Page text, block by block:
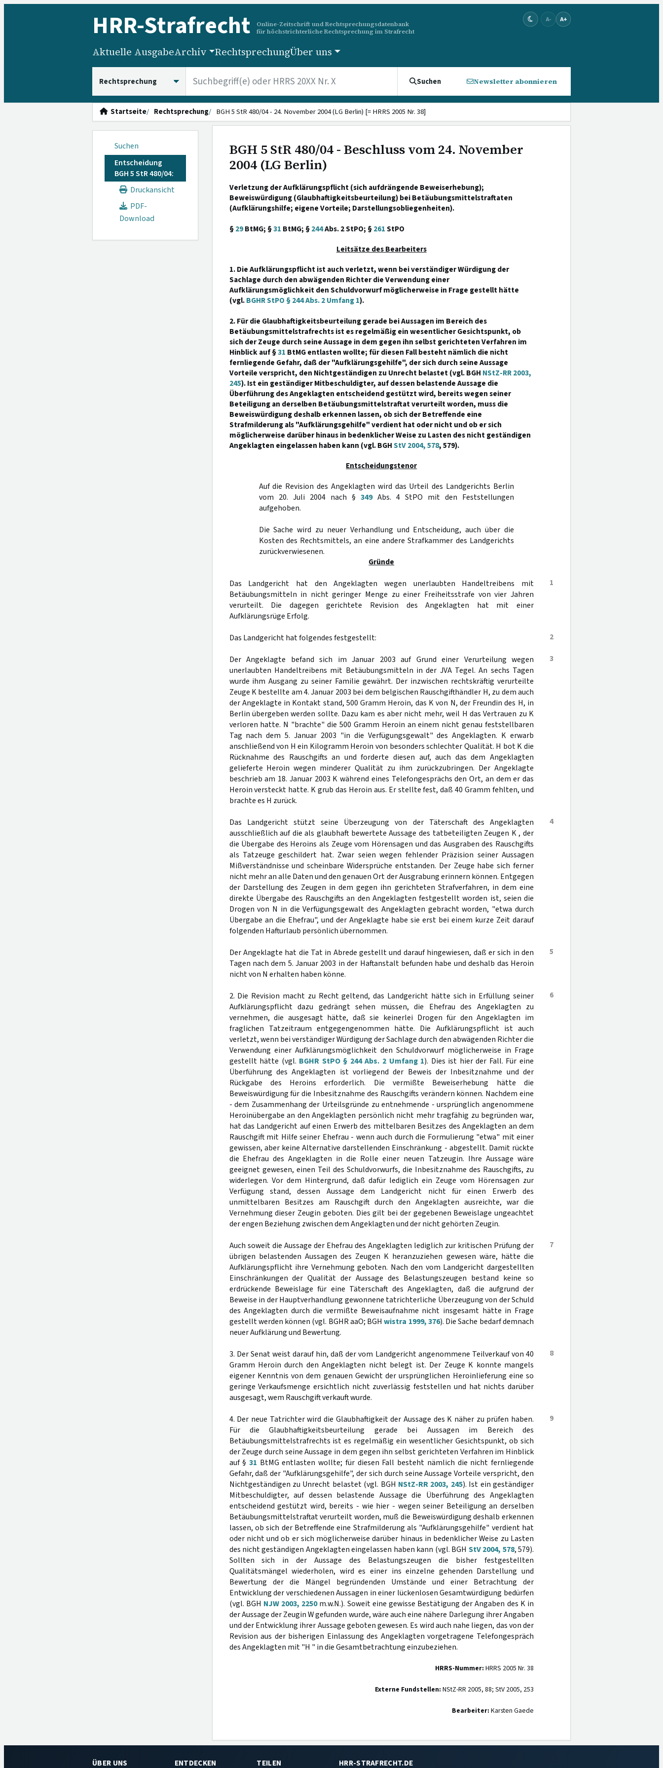
HRR-Strafrecht
Online-Zeitschrift und Rechtsprechungsdatenbank
für höchstrichterliche Rechtsprechung im Strafrecht
A- A+
Aktuelle AusgabeArchiv RechtsprechungÜber uns
Suchen Newsletter abonnieren
Startseite Rechtsprechung BGH 5 StR 480/04 - 24. November 2004 (LG Berlin) [= HRRS 2005 Nr. 38]
Suchen
Entscheidung
BGH 5 StR 480/04:
Druckansicht
PDF-
Download
BGH 5 StR 480/04 - Beschluss vom 24. November
2004 (LG Berlin)
Verletzung der Aufklärungspflicht (sich aufdrängende Beweiserhebung);
Beweiswürdigung (Glaubhaftigkeitsbeurteilung) bei Betäubungsmittelstraftaten
(Aufklärungshilfe; eigene Vorteile; Darstellungsobliegenheiten).
§29BtMG; §31 BtMG; §244Abs. 2 StPO; §261StPO
Leitsätze des Bearbeiters
1. Die Aufklärungspflicht ist auch verletzt, wenn bei verständiger Würdigung der
Sachlage durch den abwägenden Richter die Verwendung einer
Aufklärungsmöglichkeit den Schuldvorwurf möglicherweise in Frage gestellt hätte
(vgl.BGHR StPO § 244 Abs. 2 Umfang 1).
2. Für die Glaubhaftigkeitsbeurteilung gerade bei Aussagen im Bereich des
Betäubungsmittelstrafrechts ist es regelmäßig ein wesentlicher Gesichtspunkt, ob
sich der Zeuge durch seine Aussage in dem gegen ihn selbst gerichteten Verfahren im
Hinblick auf §31 BtMG entlasten wollte; für diesen Fall besteht nämlich die nicht
fernliegende Gefahr, daß der "Aufklärungsgehilfe", der sich durch seine Aussage
Vorteile verspricht, den Nichtgeständigen zu Unrecht belastet (vgl. BGH NStZ-RR 2003,
245). Ist ein geständiger Mitbeschuldigter, auf dessen belastende Aussage die
Überführung des Angeklagten entscheidend gestützt wird, bereits wegen seiner
Beteiligung an derselben Betäubungsmittelstraftat verurteilt worden, muss die
Beweiswürdigung deshalb erkennen lassen, ob sich der Betreffende eine
Strafmilderung als "Aufklärungsgehilfe" verdient hat oder nicht und ob er sich
möglicherweise darüber hinaus in bedenklicher Weise zu Lasten des nicht geständigen
Angeklagten eingelassen haben kann (vgl. BGHStV 2004, 578, 579).
Entscheidungstenor
Auf die Revision des Angeklagten wird das Urteil des Landgerichts Berlin
vom 20. Juli 2004 nach § 349Abs. 4 StPO mit den Feststellungen
aufgehoben.
Die Sache wird zu neuer Verhandlung und Entscheidung, auch über die
Kosten des Rechtsmittels, an eine andere Strafkammer des Landgerichts
zurückverwiesenen.
Gründe
1
Das Landgericht hat den Angeklagten wegen unerlaubten Handeltreibens mit
Betäubungsmitteln in nicht geringer Menge zu einer Freiheitsstrafe von vier Jahren
verurteilt. Die dagegen gerichtete Revision des Angeklagten hat mit einer
Aufklärungsrüge Erfolg.
2
Das Landgericht hat folgendes festgestellt:
3
Der Angeklagte befand sich im Januar 2003 auf Grund einer Verurteilung wegen
unerlaubten Handeltreibens mit Betäubungsmitteln in der JVA Tegel. An sechs Tagen
wurde ihm Ausgang zu seiner Familie gewährt. Der inzwischen rechtskräftig verurteilte
Zeuge K bestellte am 4. Januar 2003 bei dem belgischen Rauschgifthändler H, zu dem auch
der Angeklagte in Kontakt stand, 500 Gramm Heroin, das K von N, der Freundin des H, in
Berlin übergeben werden sollte. Dazu kam es aber nicht mehr, weil H das Vertrauen zu K
verloren hatte. N "brachte" die 500 Gramm Heroin an einem nicht genau feststellbaren
Tag nach dem 5. Januar 2003 "in die Verfügungsgewalt" des Angeklagten. K erwarb
anschließend von H ein Kilogramm Heroin von besonders schlechter Qualität. H bot K die
Rücknahme des Rauschgifts an und forderte diesen auf, auch das dem Angeklagten
gelieferte Heroin wegen minderer Qualität zu ihm zurückzubringen. Der Angeklagte
beschrieb am 18. Januar 2003 K während eines Telefongesprächs den Ort, an dem er das
Heroin versteckt hatte. K grub das Heroin aus. Er stellte fest, daß 40 Gramm fehlten, und
brachte es H zurück.
4
Das Landgericht stützt seine Überzeugung von der Täterschaft des Angeklagten
ausschließlich auf die als glaubhaft bewertete Aussage des tatbeteiligten Zeugen K , der
die Übergabe des Heroins als Zeuge vom Hörensagen und das Ausgraben des Rauschgifts
als Tatzeuge geschildert hat. Zwar seien wegen fehlender Präzision seiner Aussagen
Mißverständnisse und scheinbare Widersprüche entstanden. Der Zeuge habe sich ferner
nicht mehr an alle Daten und den genauen Ort der Ausgrabung erinnern können. Entgegen
der Darstellung des Zeugen in dem gegen ihn gerichteten Strafverfahren, in dem eine
direkte Übergabe des Rauschgifts an den Angeklagten festgestellt worden ist, seien die
Drogen von N in die Verfügungsgewalt des Angeklagten gebracht worden, "etwa durch
Übergabe an die Ehefrau", und der Angeklagte habe sie erst bei einem kurze Zeit darauf
folgenden Hafturlaub persönlich übernommen.
5
Der Angeklagte hat die Tat in Abrede gestellt und darauf hingewiesen, daß er sich in den
Tagen nach dem 5. Januar 2003 in der Haftanstalt befunden habe und deshalb das Heroin
nicht von N erhalten haben könne.
6
2. Die Revision macht zu Recht geltend, das Landgericht hätte sich in Erfüllung seiner
Aufklärungspflicht dazu gedrängt sehen müssen, die Ehefrau des Angeklagten zu
vernehmen, die ausgesagt hätte, daß sie keinerlei Drogen für den Angeklagten im
fraglichen Tatzeitraum entgegengenommen hätte. Die Aufklärungspflicht ist auch
verletzt, wenn bei verständiger Würdigung der Sachlage durch den abwägenden Richter die
Verwendung einer Aufklärungsmöglichkeit den Schuldvorwurf möglicherweise in Frage
gestellt hätte (vgl. BGHR StPO § 244 Abs. 2 Umfang 1). Dies ist hier der Fall. Für eine
Überführung des Angeklagten ist vorliegend der Beweis der Inbesitznahme und der
Rückgabe des Heroins erforderlich. Die vermißte Beweiserhebung hätte die
Beweiswürdigung für die Inbesitznahme des Rauschgifts verändern können. Nachdem eine
- dem Zusammenhang der Urteilsgründe zu entnehmende - ursprünglich angenommene
Heroinübergabe an den Angeklagten persönlich nicht mehr tragfähig zu begründen war,
hat das Landgericht auf einen Erwerb des mittelbaren Besitzes des Angeklagten an dem
Rauschgift mit Hilfe seiner Ehefrau - wenn auch durch die Formulierung "etwa" mit einer
gewissen, aber keine Alternative darstellenden Einschränkung - abgestellt. Damit rückte
die Ehefrau des Angeklagten in die Rolle einer neuen Tatzeugin. Ihre Aussage wäre
geeignet gewesen, einen Teil des Schuldvorwurfs, die Inbesitznahme des Rauschgifts, zu
widerlegen. Vor dem Hintergrund, daß dafür lediglich ein Zeuge vom Hörensagen zur
Verfügung stand, dessen Aussage dem Landgericht nicht für einen Erwerb des
unmittelbaren Besitzes am Rauschgift durch den Angeklagten ausreichte, war die
Vernehmung dieser Zeugin geboten. Dies gilt bei der gegebenen Beweislage ungeachtet
der engen Beziehung zwischen dem Angeklagten und der nicht gehörten Zeugin.
7
Auch soweit die Aussage der Ehefrau des Angeklagten lediglich zur kritischen Prüfung der
übrigen belastenden Aussagen des Zeugen K heranzuziehen gewesen wäre, hätte die
Aufklärungspflicht ihre Vernehmung geboten. Nach den vom Landgericht dargestellten
Einschränkungen der Qualität der Aussage des Belastungszeugen bestand keine so
erdrückende Beweislage für eine Täterschaft des Angeklagten, daß die aufgrund der
Beweise in der Hauptverhandlung gewonnene tatrichterliche Überzeugung von der Schuld
des Angeklagten durch die vermißte Beweisaufnahme nicht insgesamt hätte in Frage
gestellt werden können (vgl. BGHR aaO; BGHwistra 1999, 376). Die Sache bedarf demnach
neuer Aufklärung und Bewertung.
8
3. Der Senat weist darauf hin, daß der vom Landgericht angenommene Teilverkauf von 40
Gramm Heroin durch den Angeklagten nicht belegt ist. Der Zeuge K konnte mangels
eigener Kenntnis von dem genauen Gewicht der ursprünglichen Heroinlieferung eine so
geringe Verkaufsmenge ersichtlich nicht zuverlässig feststellen und hat nichts darüber
ausgesagt, wem Rauschgift verkauft wurde.
9
4. Der neue Tatrichter wird die Glaubhaftigkeit der Aussage des K näher zu prüfen haben.
Für die Glaubhaftigkeitsbeurteilung gerade bei Aussagen im Bereich des
Betäubungsmittelstrafrechts ist es regelmäßig ein wesentlicher Gesichtspunkt, ob sich
der Zeuge durch seine Aussage in dem gegen ihn selbst gerichteten Verfahren im Hinblick
auf § 31 BtMG entlasten wollte; für diesen Fall besteht nämlich die nicht fernliegende
Gefahr, daß der "Aufklärungsgehilfe", der sich durch seine Aussage Vorteile verspricht, den
Nichtgeständigen zu Unrecht belastet (vgl. BGH NStZ-RR 2003, 245). Ist ein geständiger
Mitbeschuldigter, auf dessen belastende Aussage die Überführung des Angeklagten
entscheidend gestützt wird, bereits - wie hier - wegen seiner Beteiligung an derselben
Betäubungsmittelstraftat verurteilt worden, muß die Beweiswürdigung deshalb erkennen
lassen, ob sich der Betreffende eine Strafmilderung als "Aufklärungsgehilfe" verdient hat
oder nicht und ob er sich möglicherweise darüber hinaus in bedenklicher Weise zu Lasten
des nicht geständigen Angeklagten eingelassen haben kann (vgl. BGH StV 2004, 578, 579).
Sollten sich in der Aussage des Belastungszeugen die bisher festgestellten
Qualitätsmängel wiederholen, wird es einer ins einzelne gehenden Darstellung und
Bewertung der die Mängel begründenden Umstände und einer Betrachtung der
Entwicklung der verschiedenen Aussagen in einer lückenlosen Gesamtwürdigung bedürfen
(vgl. BGH NJW 2003, 2250m.w.N.). Soweit eine gewisse Bestätigung der Angaben des K in
der Aussage der Zeugin W gefunden wurde, wäre auch eine nähere Darlegung ihrer Angaben
und der Entwicklung ihrer Aussage geboten gewesen. Es wird auch nahe liegen, das von der
Revision aus der bisherigen Einlassung des Angeklagten vorgetragene Telefongespräch
des Angeklagten mit "H " in die Gesamtbetrachtung einzubeziehen.
HRRS-Nummer: HRRS 2005 Nr. 38
Externe Fundstellen: NStZ-RR 2005, 88; StV 2005, 253
Bearbeiter: Karsten Gaede
ÜBER UNS ENTDECKEN TEILEN HRR-STRAFRECHT.DE